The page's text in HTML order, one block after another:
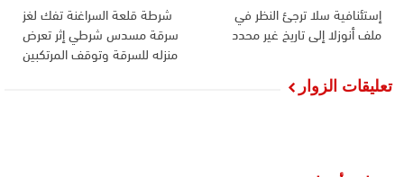
إستئنافية سلا ترجئ النظر في
ملف أنوزلا إلى تاريخ غير محدد
شرطة قلعة السراغنة تفك لغز
سرقة مسدس شرطي إثر تعرض
منزله للسرقة وتوقف المرتكبين
تعليقات الزوار